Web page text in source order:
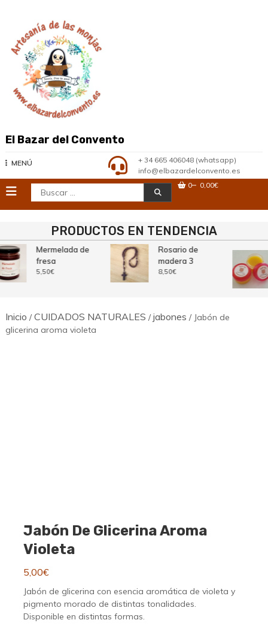
contenido
El Bazar del Convento
MENÚ
+ 34 665 406048 (whatsapp)
info@elbazardelconvento.es
Buscar: 0 0,00€
PRODUCTOS EN TENDENCIA
Mermelada de
fresa
5,50€
Rosario de
madera 3
8,50€
Inicio /CUIDADOS NATURALES /jabones / Jabón de
glicerina aroma violeta
Jabón De Glicerina Aroma
Violeta
5,00€
Jabón de glicerina con esencia aromática de violeta y
pigmento morado de distintas tonalidades.
Disponible en distintas formas.